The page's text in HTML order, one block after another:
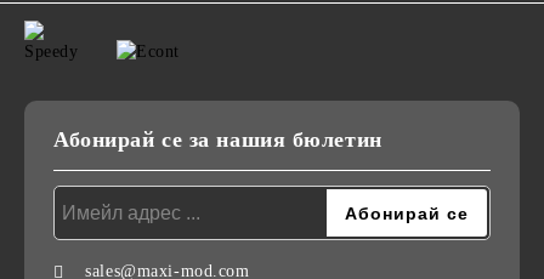
Абонирай се за нашия бюлетин
sales@maxi-mod.com